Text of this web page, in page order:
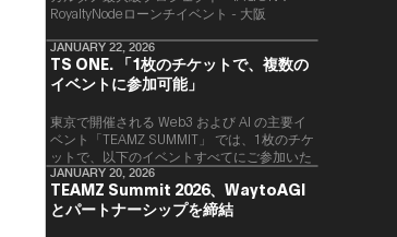
RoyaltyNodeローンチイベント - 大阪
JANUARY 22, 2026
TS ONE. 「1枚のチケットで、複数の
イベントに参加可能」
東京で開催される Web3 および AI の主要イ
ベント「TEAMZ SUMMIT」 では、1枚のチケ
ットで、以下のイベントすべてにご参加いた
だけます。
JANUARY 20, 2026
TEAMZ Summit 2026、WaytoAGI
とパートナーシップを締結